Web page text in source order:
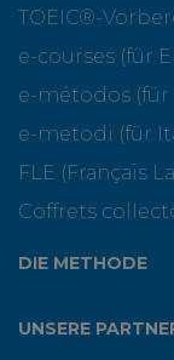
TOEIC®-
e-courses (für
e-métodos (für
e-metodi (für
FLE (Français
Coffrets
DIE METHODE
UNSERE